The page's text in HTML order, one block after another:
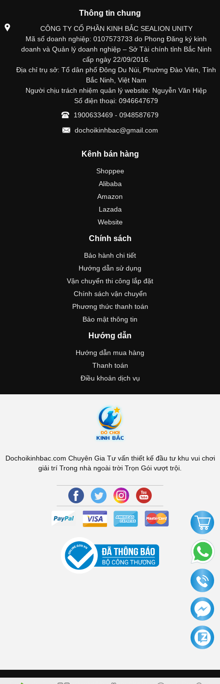
Thông tin chung
CÔNG TY CỔ PHẦN KINH BẮC SEALION UNITY
Mã số doanh nghiệp: 0107573733 do Phong Đăng ký kinh
doanh và Quản lý doanh nghiệp – Sở Tài chính tỉnh Bắc Ninh
cấp ngày 22/09/2016.
Địa chỉ trụ sở: Tổ dân phố Đông Du Núi, Phường Đào Viên, Tỉnh
Bắc Ninh, Việt Nam
Người chịu trách nhiệm quản lý website: Nguyễn Văn Hiệp
Số điện thoại: 0946647679
1900633469 - 0948587679
dochoikinhbac@gmail.com
Kênh bán hàng
Shoppee
Alibaba
Amazon
Lazada
Website
Chính sách
Bảo hành chi tiết
Hướng dẫn sử dụng
Vận chuyển thi công lắp đặt
Chính sách vận chuyển
Phương thức thanh toán
Bảo mật thông tin
Hướng dẫn
Hướng dẫn mua hàng
Thanh toán
Điều khoản dịch vụ
Dochoikinhbac.com Chuyên Gia Tư vấn thiết kế đầu tư khu vui chơi
giải trí Trong nhà ngoài trời Trọn Gói vượt trội.